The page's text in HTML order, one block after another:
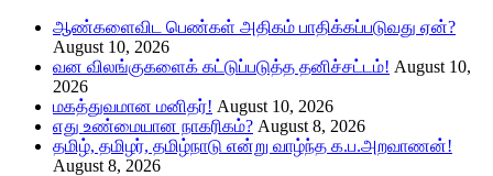
ஆண்களைவிட பெண்கள் அதிகம் பாதிக்கப்படுவது ஏன்?
August 10, 2026
வன விலங்குகளைக் கட்டுப்படுத்த தனிச்சட்டம்! August 10,
2026
மகத்துவமான மனிதர்! August 10, 2026
எது உண்மையான நாகரிகம்? August 8, 2026
தமிழ், தமிழர், தமிழ்நாடு என்று வாழ்ந்த க.ப.அறவாணன்!
August 8, 2026